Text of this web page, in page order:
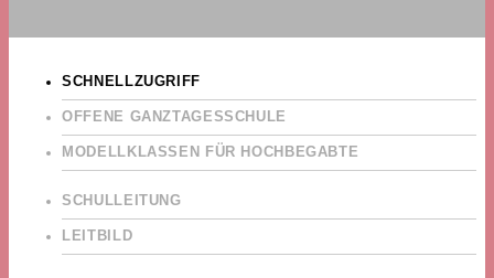
SCHNELLZUGRIFF
OFFENE GANZTAGESSCHULE
MODELLKLASSEN FÜR HOCHBEGABTE
SCHULLEITUNG
LEITBILD